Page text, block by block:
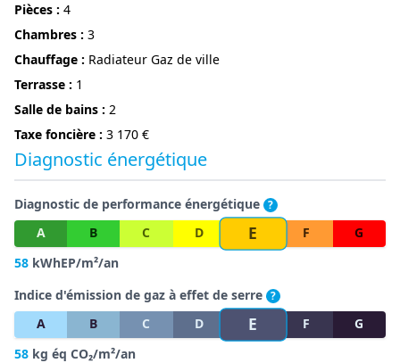
pièces : 4
chambres : 3
Chauffage : Radiateur Gaz de ville
terrasse : 1
Salle de bains : 2
Taxe foncière : 3 170 €
Diagnostic énergétique
Diagnostic de performance énergétique ?
A B C D E F
G
58 kWhEP/m²/an
Indice d'émission de gaz à effet de serre ?
A B C D E F
G
58 kg éq CO₂/m²/an